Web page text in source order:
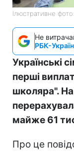
Ілюстративне
Не
РБК-
Українські
перші
школяра".
майже 61
Про це